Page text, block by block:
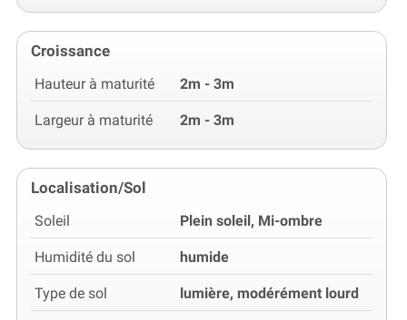
Croissance
Hauteur à maturité 2m - 3m
Largeur à maturité 2m - 3m
Localisation/Sol
Soleil Plein soleil, Mi-ombre
Humidité du sol humide
Type de sol lumière, modérément lourd